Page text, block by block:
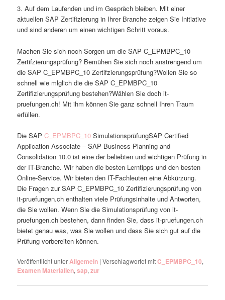
3. Auf dem Laufenden und im Gespräch bleiben. Mit einer
aktuellen SAP Zertifizierung in Ihrer Branche zeigen Sie Initiative
und sind anderen um einen wichtigen Schritt voraus.
Machen Sie sich noch Sorgen um die SAP C_EPMBPC_10
Zertifzierungsprüfung? Bemühen Sie sich noch anstrengend um
die SAP C_EPMBPC_10 Zertifzierungsprüfung?Wollen Sie so
schnell wie mlglich die die SAP C_EPMBPC_10
Zertifizierungsprüfung bestehen?Wählen Sie doch it-
pruefungen.ch! Mit ihm können Sie ganz schnell Ihren Traum
erfüllen.
Die SAPC_EPMBPC_10 SimulationsprüfungSAP Certified
Application Associate – SAP Business Planning and
Consolidation 10.0 ist eine der beliebten und wichtigen Prüfung in
der IT-Branche. Wir haben die besten Lerntipps und den besten
Online-Service. Wir bieten den IT-Fachleuten eine Abkürzung.
Die Fragen zur SAP C_EPMBPC_10 Zertifizierungsprüfung von
it-pruefungen.ch enthalten viele Prüfungsinhalte und Antworten,
die Sie wollen. Wenn Sie die Simulationsprüfung von it-
pruefungen.ch bestehen, dann finden Sie, dass it-pruefungen.ch
bietet genau was, was Sie wollen und dass Sie sich gut auf die
Prüfung vorbereiten können.
Veröffentlicht unterAllgemein |Verschlagwortet mitC_EPMBPC_10,
Examen Materialien,sap,zur